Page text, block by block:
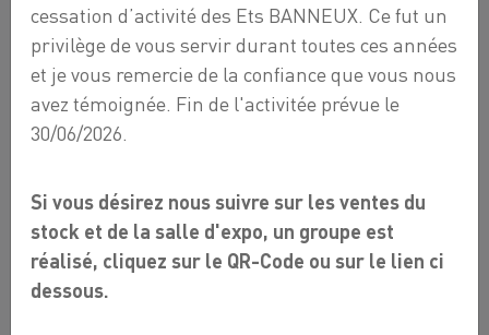
T DE PASSAGE 15 X 1/2F X 15
26,36 €
T de passage 15 x 1/2F x 15
cessation d’activité des Ets BANNEUX. Ce fut un
privilège de vous servir durant toutes ces années
et je vous remercie de la confiance que vous nous
avez témoignée. Fin de l'activitée prévue le
30/06/2026.
Si vous désirez nous suivre sur les ventes du
stock et de la salle d'expo, un groupe est
réalisé, cliquez sur le QR-Code ou sur le lien ci
dessous.